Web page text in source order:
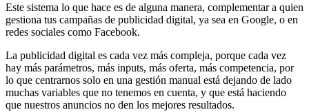
Este sistema lo que hace es de alguna manera, complementar a quien
gestiona tus campañas de publicidad digital, ya sea en Google, o en
redes sociales como Facebook.
La publicidad digital es cada vez más compleja, porque cada vez
hay más parámetros, más inputs, más oferta, más competencia, por
lo que centrarnos solo en una gestión manual está dejando de lado
muchas variables que no tenemos en cuenta, y que está haciendo
que nuestros anuncios no den los mejores resultados.